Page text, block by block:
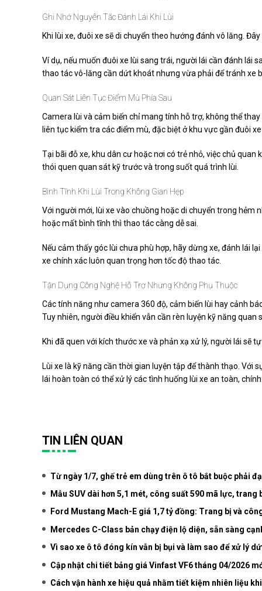
Ghi Nhớ Nguyên Tắc Đánh Lái Khi Lùi
Khi lùi xe, đuôi xe sẽ di chuyển theo hướng đánh vô lăng.
Ví dụ, nếu muốn đuôi xe lùi sang trái, người lái cần đánh lái
thao tác vô-lăng cần dứt khoát nhưng vừa phải để tránh xe
Quan Sát Liên Tục Điểm Mù Phía Sau
Camera lùi và cảm biến chỉ mang tính hỗ trợ, không thể
liên tục kiểm tra các điểm mù, đặc biệt ở khu vực gần đuôi
Tại bãi đỗ xe, khu dân cư hoặc nơi có trẻ nhỏ, việc chủ
thói quen quan sát kỹ trước và trong suốt quá trình lùi.
Bình Tĩnh Khi Lùi Trong Không Gian Hẹp
Với người mới, lùi xe vào chuồng hoặc di chuyển trong
hoặc mất bình tĩnh thì thao tác càng dễ sai.
Nếu cảm thấy góc lùi chưa phù hợp, hãy dừng xe, đánh lái
xe chính xác luôn quan trọng hơn tốc độ thao tác.
Tận Dụng Công Nghệ Hỗ Trợ Nhưng Không Phụ Thuộc
Các tính năng như camera 360 độ, cảm biến lùi hay cảnh
Tuy nhiên, người điều khiển vẫn cần rèn luyện kỹ năng
Khi đã quen với kích thước xe và phản xạ xử lý, người lái sẽ
Lùi xe là kỹ năng cần thời gian luyện tập để thành thạo.
lái hoàn toàn có thể xử lý các tình huống lùi xe an toàn,
TIN LIÊN QUAN
Từ ngày 1/7, ghế trẻ em dùng trên ô tô bắt buộc phải
Mẫu SUV dài hơn 5,1 mét, công suất 590 mã lực,
Ford Mustang Mach-E giá 1,7 tỷ đồng: Trang bị và
Mercedes C-Class bản chạy điện lộ diện, sẵn sàng
Vì sao xe ô tô đóng kín vẫn bị bụi và làm sao để xử lý
Cập nhật chi tiết bảng giá Vinfast VF6 tháng 04/2026
Cách vận hành xe hiệu quả nhằm tiết kiệm nhiên liệu